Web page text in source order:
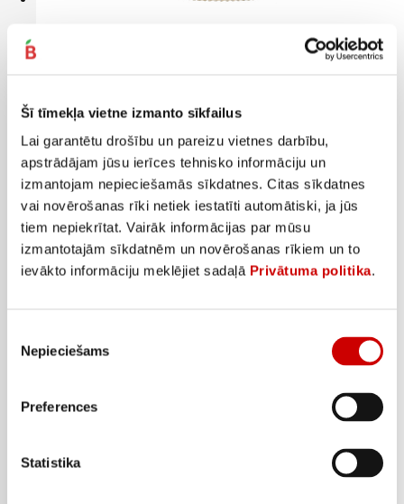
Šī tīmekļa vietne izmanto sīkfailus
Lai garantētu drošību un pareizu vietnes darbību,
apstrādājam jūsu ierīces tehnisko informāciju un
izmantojam nepieciešamās sīkdatnes. Citas sīkdatnes
vai novērošanas rīki netiek iestatīti automātiski, ja jūs
tiem nepiekrītat. Vairāk informācijas par mūsu
izmantotajām sīkdatnēm un novērošanas rīkiem un to
ievākto informāciju meklējiet sadaļā Privātuma politika.
izvēle
Nepieciešams
Preferences
Statistika
Pievienot
225€